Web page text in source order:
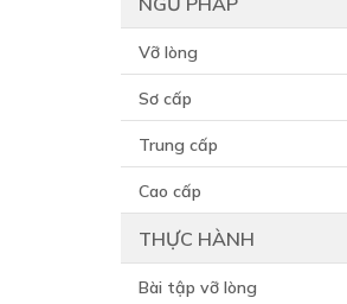
Vỡ lòng
Sơ cấp
Trung cấp
Cao cấp
THỰC HÀNH
Bài tập vỡ lòng